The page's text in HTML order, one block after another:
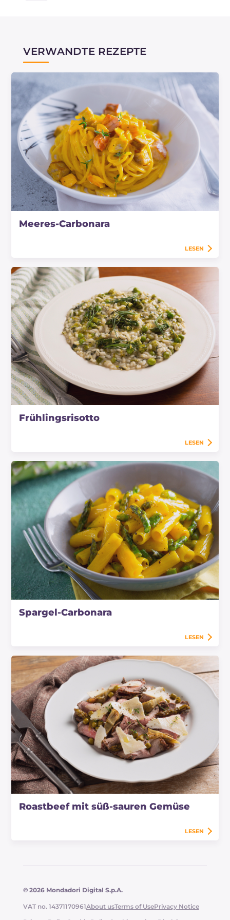
VERWANDTE REZEPTE
Meeres-Carbonara
LESEN
Frühlingsrisotto
LESEN
Spargel-Carbonara
LESEN
Roastbeef mit süß-sauren Gemüse
LESEN
© 2026 Mondadori Digital S.p.A.
VAT no. 14371170961About usTerms of UsePrivacy Notice